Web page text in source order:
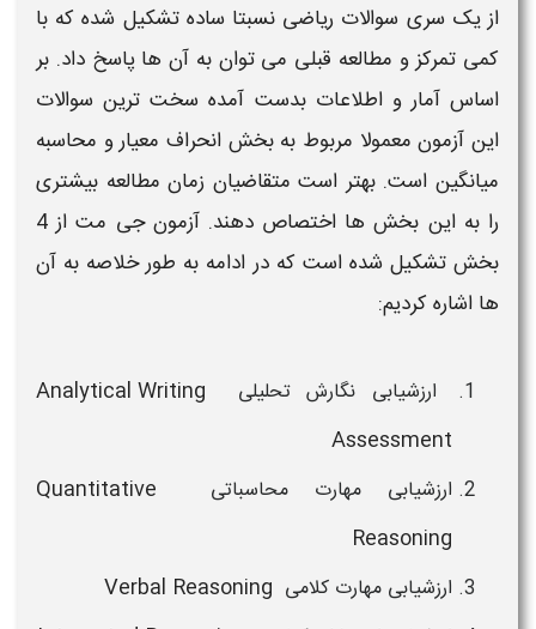
از یک سری سوالات ریاضی نسبتا ساده تشکیل شده که با
کمی تمرکز و مطالعه قبلی می توان به آن ها پاسخ داد. بر
اساس آمار و اطلاعات بدست آمده سخت ترین سوالات
این آزمون معمولا مربوط به بخش انحراف معیار و محاسبه
میانگین است. بهتر است متقاضیان زمان مطالعه بیشتری
را به این بخش ها اختصاص دهند.آزمون جی مت
از 4
بخش تشکیل شده است که در ادامه به طور خلاصه به آن
ها اشاره کردیم:
ارزشیابی نگارش تحلیلی Analytical Writing
Assessment
ارزشیابی مهارت محاسباتی Quantitative
Reasoning
ارزشیابی مهارت کلامی Verbal Reasoning